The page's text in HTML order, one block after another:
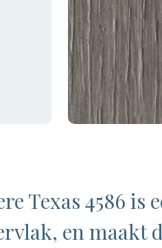
Texas 4586
en maakt